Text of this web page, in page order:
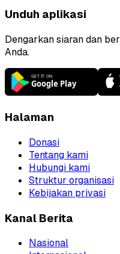
Unduh aplikasi
Dengarkan siaran dan
Anda.
Halaman
Donasi
Tentang kami
Hubungi kami
Struktur organisasi
Kebijakan privasi
Kanal Berita
Nasional